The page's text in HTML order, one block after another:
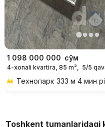
1 098 000 000 сўм
4-xonali kvartira, 85 m², 5/5
Технопарк 333 м 4 мин
Toshkent tumanlaridagi